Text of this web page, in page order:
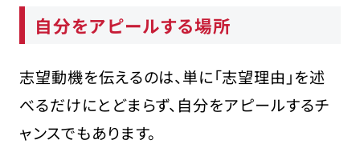
自分をアピールする場所
志望動機を伝えるのは、単に「志望理由」を述
べるだけにとどまらず、自分をアピールするチ
ャンスでもあります。